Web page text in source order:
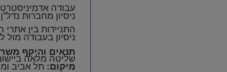
עבודה
התניידות בין
ניסיון מחברות
ניסיון בעבודה מול
שליטה מלאה
תנאים והיקף
מיקום: תל אביב